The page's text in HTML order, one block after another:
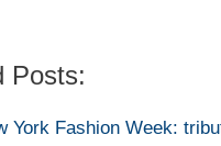
Posts:
York Fashion Week: